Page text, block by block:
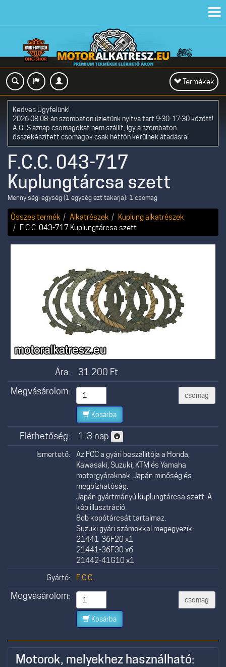
Toggle
navigation
Termékek
Kedves Ügyfelünk!
2026.08.08-án szombaton üzletünk nyitva tart 9:30-17:30 között!
A GLS aznap csomagokat nem szállít, így a szombaton
összekészített csomagok csak hétfőn kerülnek átadásra!
F.C.C. 043-717
Kuplungtárcsa szett
Mennyiségi egység (1 egység ezt takarja): 1 csomag
Összes termék Alkatrészek
Kuplung alkatrészek
F.C.C. 043-717 Kuplungtárcsa szett
Ára: 31.200 Ft
Megvásárolom:
csomag
Kosárba
Elérhetőség: 1-3 nap
Ismertető:
Az FCC a gyári beszállítója a Honda,
Kawasaki, Suzuki, KTM és Yamaha
motorgyáraknak. Japán minőség és
megbízhatóság.
Japán gyártmányú kuplungtárcsa szett. A
kép illusztráció.
8db kopótárcsát tartalmaz.
Suzuki gyári számokkal megegyezik:
21441-36F20 x1
21441-36F30 x6
21442-41G10 x1
Gyártó:
F.C.C.
Megvásárolom: csomag
Kosárba
Motorok, melyekhez használható: